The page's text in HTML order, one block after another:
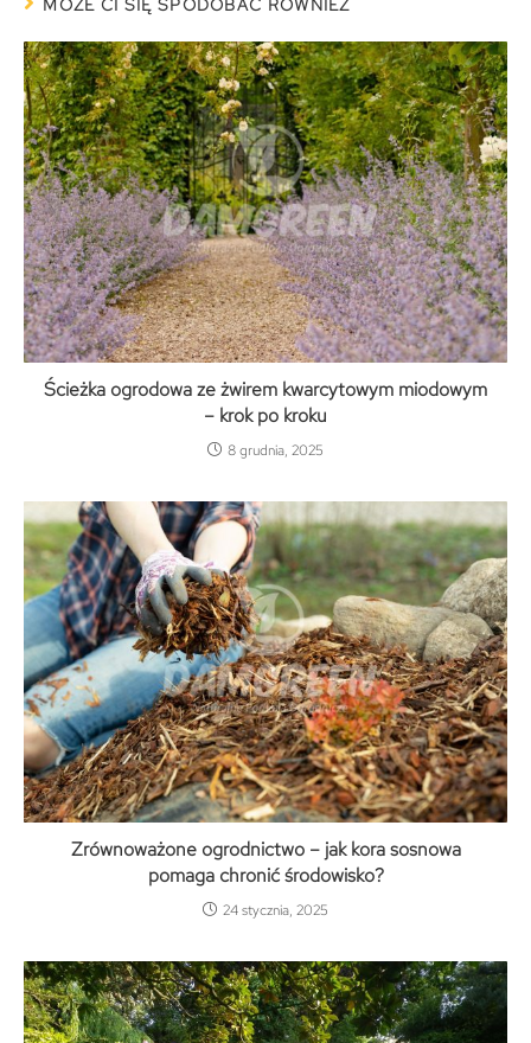
MOŻE CI SIĘ SPODOBAĆ RÓWNIEŻ
Ścieżka ogrodowa ze żwirem kwarcytowym miodowym
– krok po kroku
8 grudnia, 2025
Zrównoważone ogrodnictwo – jak kora sosnowa
pomaga chronić środowisko?
24 stycznia, 2025